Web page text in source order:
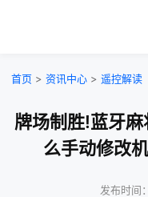
首页 > 资讯中心 > 遥控解读
牌场制胜!蓝牙
么手动修改
发布时间